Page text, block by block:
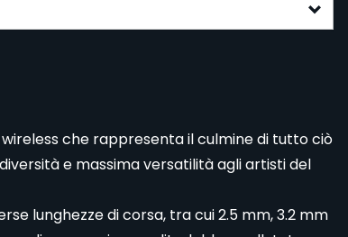
che rappresenta il culmine di tutto ciò
e massima versatilità agli artisti del
lunghezze di corsa, tra cui 2.5 mm, 3.2 mm